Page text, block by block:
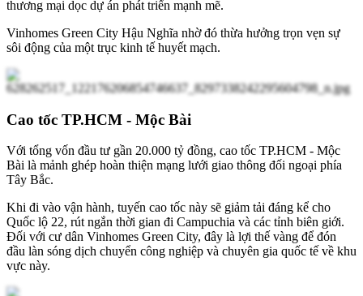
thương mại dọc dự án phát triển mạnh mẽ.
Vinhomes Green City Hậu Nghĩa nhờ đó thừa hưởng trọn vẹn sự
sôi động của một trục kinh tế huyết mạch.
Cao tốc TP.HCM - Mộc Bài
Với tổng vốn đầu tư gần 20.000 tỷ đồng, cao tốc TP.HCM - Mộc
Bài là mảnh ghép hoàn thiện mạng lưới giao thông đối ngoại phía
Tây Bắc.
Khi đi vào vận hành, tuyến cao tốc này sẽ giảm tải đáng kể cho
Quốc lộ 22, rút ngắn thời gian đi Campuchia và các tỉnh biên giới.
Đối với cư dân Vinhomes Green City, đây là lợi thế vàng để đón
đầu làn sóng dịch chuyển công nghiệp và chuyên gia quốc tế về khu
vực này.